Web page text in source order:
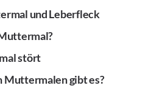
und Leberfleck
stört
gibt es?